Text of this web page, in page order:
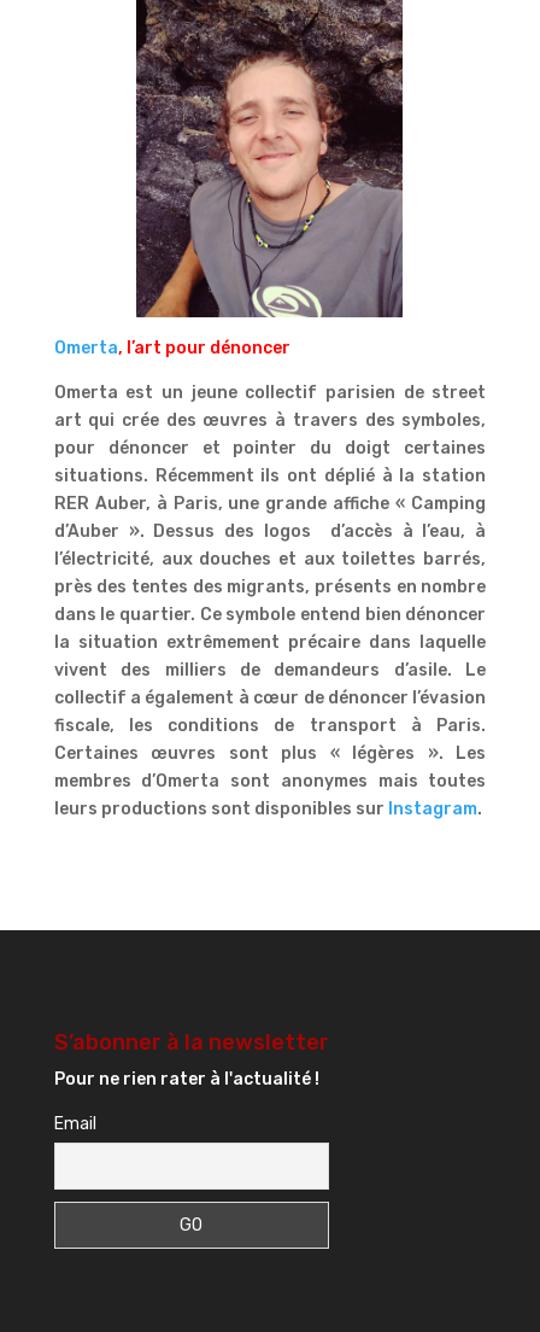
Omerta, l’art pour dénoncer
Omerta est un jeune collectif parisien de street
art qui crée des œuvres à travers des symboles,
pour dénoncer et pointer du doigt certaines
situations. Récemment ils ont déplié à la station
RER Auber, à Paris, une grande affiche « Camping
d’Auber ». Dessus des logos d’accès à l’eau, à
l’électricité, aux douches et aux toilettes barrés,
près des tentes des migrants, présents en nombre
dans le quartier. Ce symbole entend bien dénoncer
la situation extrêmement précaire dans laquelle
vivent des milliers de demandeurs d’asile. Le
collectif a également à cœur de dénoncer l’évasion
fiscale, les conditions de transport à Paris.
Certaines œuvres sont plus « légères ». Les
membres d’Omerta sont anonymes mais toutes
leurs productions sont disponibles sur Instagram.
S’abonner à la newsletter
Pour ne rien rater à l'actualité !
Email